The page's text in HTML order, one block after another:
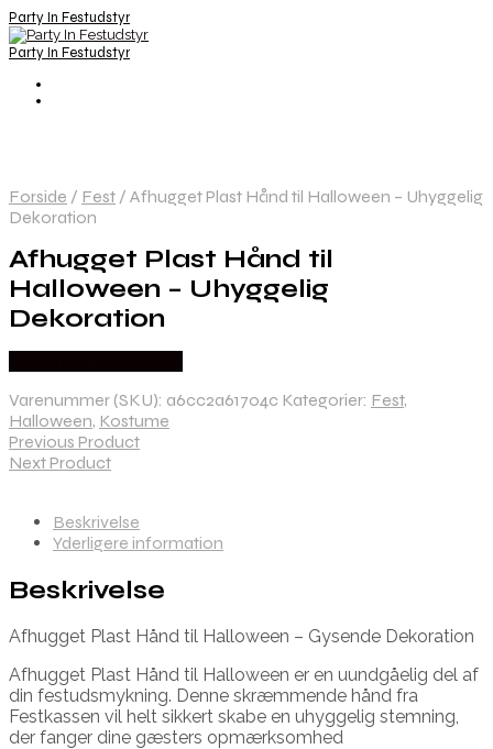
Party In Festudstyr
Party In Festudstyr
Forside / Fest / Afhugget Plast Hånd til Halloween – Uhyggelig
Dekoration
Afhugget Plast Hånd til
Halloween – Uhyggelig
Dekoration
Varenummer (SKU): a6cc2a61704c Kategorier: Fest,
Halloween, Kostume
Previous Product
Next Product
Beskrivelse
Yderligere information
Beskrivelse
Afhugget Plast Hånd til Halloween – Gysende Dekoration
Afhugget Plast Hånd til Halloween er en uundgåelig del af
din festudsmykning. Denne skræmmende hånd fra
Festkassen vil helt sikkert skabe en uhyggelig stemning,
der fanger dine gæsters opmærksomhed